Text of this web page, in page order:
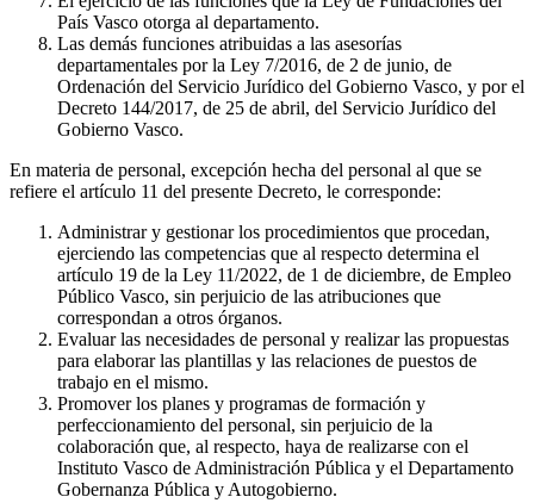
País Vasco otorga al departamento.
Las demás funciones atribuidas a las asesorías
departamentales por la Ley 7/2016, de 2 de junio, de
Ordenación del Servicio Jurídico del Gobierno Vasco, y por el
Decreto 144/2017, de 25 de abril, del Servicio Jurídico del
Gobierno Vasco.
En materia de personal, excepción hecha del personal al que se
refiere el artículo 11 del presente Decreto, le corresponde:
Administrar y gestionar los procedimientos que procedan,
ejerciendo las competencias que al respecto determina el
artículo 19 de la Ley 11/2022, de 1 de diciembre, de Empleo
Público Vasco, sin perjuicio de las atribuciones que
correspondan a otros órganos.
Evaluar las necesidades de personal y realizar las propuestas
para elaborar las plantillas y las relaciones de puestos de
trabajo en el mismo.
Promover los planes y programas de formación y
perfeccionamiento del personal, sin perjuicio de la
colaboración que, al respecto, haya de realizarse con el
Instituto Vasco de Administración Pública y el Departamento
Gobernanza Pública y Autogobierno.